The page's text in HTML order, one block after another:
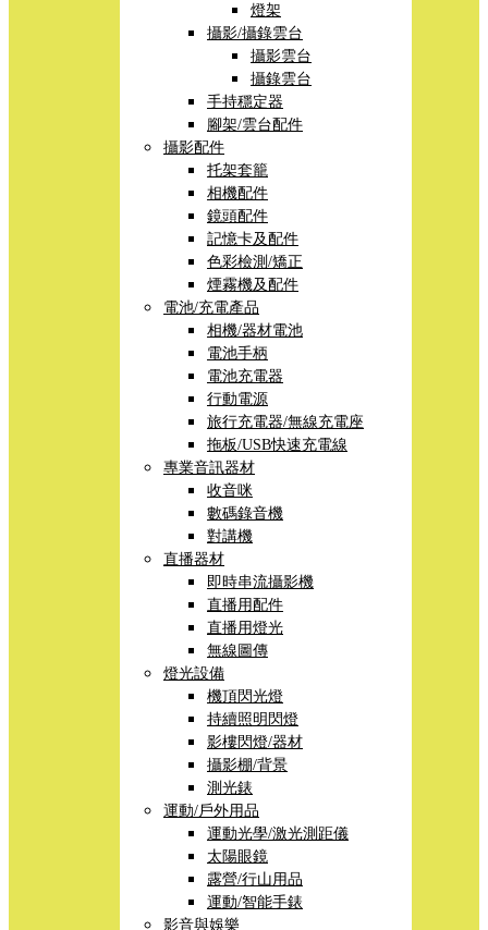
燈架
攝影/攝錄雲台
攝影雲台
攝錄雲台
手持穩定器
腳架/雲台配件
攝影配件
托架套籠
相機配件
鏡頭配件
記憶卡及配件
色彩檢測/矯正
煙霧機及配件
電池/充電產品
相機/器材電池
電池手柄
電池充電器
行動電源
旅行充電器/無線充電座
拖板/USB快速充電線
專業音訊器材
收音咪
數碼錄音機
對講機
直播器材
即時串流攝影機
直播用配件
直播用燈光
無線圖傳
燈光設備
機頂閃光燈
持續照明閃燈
影樓閃燈/器材
攝影棚/背景
測光錶
運動/戶外用品
運動光學/激光測距儀
太陽眼鏡
露營/行山用品
運動/智能手錶
影音與娛樂